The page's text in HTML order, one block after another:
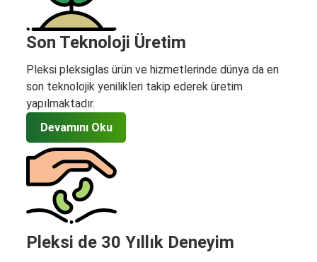
Son Teknoloji Üretim
Pleksi pleksiglas ürün ve hizmetlerinde dünya da en
son teknolojik yenilikleri takip ederek üretim
yapılmaktadır.
Devamını Oku
Pleksi de 30 Yıllık Deneyim